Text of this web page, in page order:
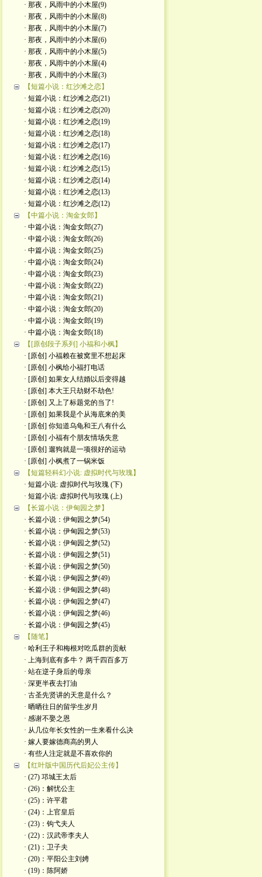
· 那夜，风雨中的小木屋(9)
· 那夜，风雨中的小木屋(8)
· 那夜，风雨中的小木屋(7)
· 那夜，风雨中的小木屋(6)
· 那夜，风雨中的小木屋(5)
· 那夜，风雨中的小木屋(4)
· 那夜，风雨中的小木屋(3)
【短篇小说：红沙滩之恋】
· 短篇小说：红沙滩之恋(21)
· 短篇小说：红沙滩之恋(20)
· 短篇小说：红沙滩之恋(19)
· 短篇小说：红沙滩之恋(18)
· 短篇小说：红沙滩之恋(17)
· 短篇小说：红沙滩之恋(16)
· 短篇小说：红沙滩之恋(15)
· 短篇小说：红沙滩之恋(14)
· 短篇小说：红沙滩之恋(13)
· 短篇小说：红沙滩之恋(12)
【中篇小说：淘金女郎】
· 中篇小说：淘金女郎(27)
· 中篇小说：淘金女郎(26)
· 中篇小说：淘金女郎(25)
· 中篇小说：淘金女郎(24)
· 中篇小说：淘金女郎(23)
· 中篇小说：淘金女郎(22)
· 中篇小说：淘金女郎(21)
· 中篇小说：淘金女郎(20)
· 中篇小说：淘金女郎(19)
· 中篇小说：淘金女郎(18)
【[原创段子系列] 小福和小枫】
· [原创] 小福赖在被窝里不想起床
· [原创] 小枫给小福打电话
· [原创] 如果女人结婚以后变得越
· [原创] 本大王只劫财不劫色!
· [原创] 又上了标题党的当了!
· [原创] 如果我是个从海底来的美
· [原创] 你知道乌龟和王八有什么
· [原创] 小福有个朋友情场失意
· [原创] 遛狗就是一项很好的运动
· [原创] 小枫煮了一锅米饭
【短篇轻科幻小说: 虚拟时代与玫瑰】
· 短篇小说: 虚拟时代与玫瑰 (下)
· 短篇小说: 虚拟时代与玫瑰 (上)
【长篇小说：伊甸园之梦】
· 长篇小说：伊甸园之梦(54)
· 长篇小说：伊甸园之梦(53)
· 长篇小说：伊甸园之梦(52)
· 长篇小说：伊甸园之梦(51)
· 长篇小说：伊甸园之梦(50)
· 长篇小说：伊甸园之梦(49)
· 长篇小说：伊甸园之梦(48)
· 长篇小说：伊甸园之梦(47)
· 长篇小说：伊甸园之梦(46)
· 长篇小说：伊甸园之梦(45)
【随笔】
· 哈利王子和梅根对吃瓜群的贡献
· 上海到底有多牛？ 两千四百多万
· 站在逆子身后的母亲
· 深更半夜去打油
· 古圣先贤讲的天意是什么？
· 晒晒往日的留学生岁月
· 感谢不娶之恩
· 从几位年长女性的一生来看什么决
· 嫁人要嫁德商高的男人
· 有些人注定就是不喜欢你的
【红叶版中国历代后妃公主传】
· (27) 邛城王太后
· (26)：解忧公主
· (25)：许平君
· (24)：上官皇后
· (23)：钩弋夫人
· (22)：汉武帝李夫人
· (21)：卫子夫
· (20)：平阳公主刘娉
· (19)：陈阿娇